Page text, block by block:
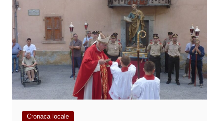
Cronaca locale